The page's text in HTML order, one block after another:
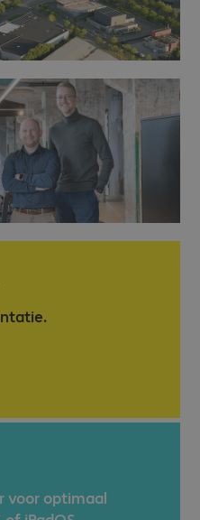
voor optimaal